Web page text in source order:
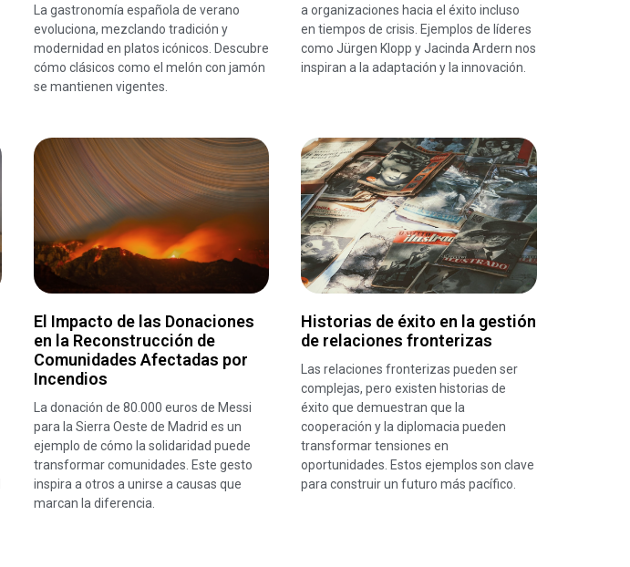
La gastronomía española de verano
evoluciona, mezclando tradición y
modernidad en platos icónicos. Descubre
cómo clásicos como el melón con jamón
se mantienen vigentes.
a organizaciones hacia el éxito incluso
en tiempos de crisis. Ejemplos de líderes
como Jürgen Klopp y Jacinda Ardern nos
inspiran a la adaptación y la innovación.
El Impacto de las Donaciones
en la Reconstrucción de
Comunidades Afectadas por
Incendios
La donación de 80.000 euros de Messi
para la Sierra Oeste de Madrid es un
ejemplo de cómo la solidaridad puede
transformar comunidades. Este gesto
inspira a otros a unirse a causas que
marcan la diferencia.
Historias de éxito en la gestión
de relaciones fronterizas
Las relaciones fronterizas pueden ser
complejas, pero existen historias de
éxito que demuestran que la
cooperación y la diplomacia pueden
transformar tensiones en
oportunidades. Estos ejemplos son clave
para construir un futuro más pacífico.